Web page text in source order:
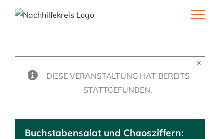
Skip
DIESE VERANSTALTUNG HAT BEREITS
STATTGEFUNDEN.
×
Buchstabensalat und Chaosziffern: